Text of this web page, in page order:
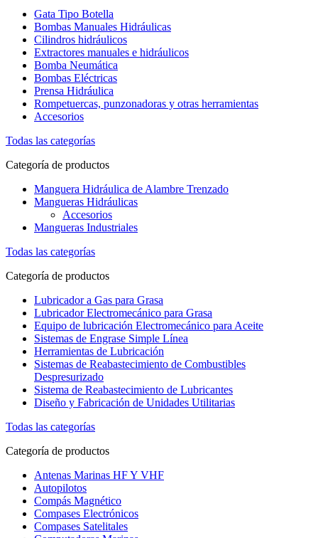
Gata Tipo Botella
Bombas Manuales Hidráulicas
Cilindros hidráulicos
Extractores manuales e hidráulicos
Bomba Neumática
Bombas Eléctricas
Prensa Hidráulica
Rompetuercas, punzonadoras y otras herramientas
Accesorios
Todas las categorías
Categoría de productos
Manguera Hidráulica de Alambre Trenzado
Mangueras Hidráulicas
Accesorios
Mangueras Industriales
Todas las categorías
Categoría de productos
Lubricador a Gas para Grasa
Lubricador Electromecánico para Grasa
Equipo de lubricación Electromecánico para Aceite
Sistemas de Engrase Simple Línea
Herramientas de Lubricación
Sistemas de Reabastecimiento de Combustibles
Despresurizado
Sistema de Reabastecimiento de Lubricantes
Diseño y Fabricación de Unidades Utilitarias
Todas las categorías
Categoría de productos
Antenas Marinas HF Y VHF
Autopilotos
Compás Magnético
Compases Electrónicos
Compases Satelitales